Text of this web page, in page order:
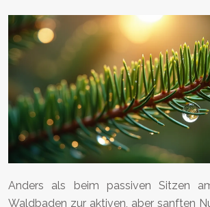
Anders als beim passiven Sitzen
Waldbaden zur aktiven, aber sanften